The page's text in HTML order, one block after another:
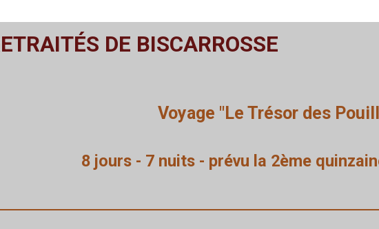
DE BISCARROSSE
Voyage "Le Trésor des
8 jours - 7 nuits - prévu la 2ème